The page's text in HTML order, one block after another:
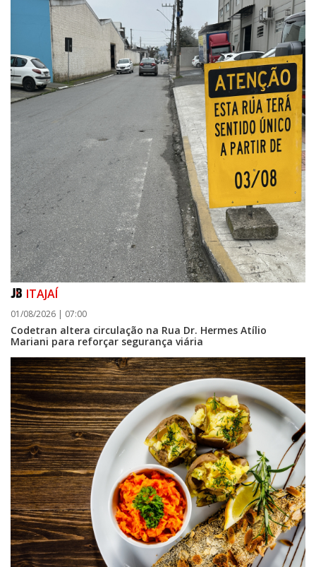
Rede Municipal de Ensino inicia entrega de novos uniformes para
merendeiras
GERAL
05/08/2026 | 07:00
Sorveteria do Norte de SC expande e abre primeira unidade em
Florianópolis
GERAL
ITAJAÍ
01/08/2026 | 07:00
Codetran altera circulação na Rua Dr. Hermes Atílio
Mariani para reforçar segurança viária